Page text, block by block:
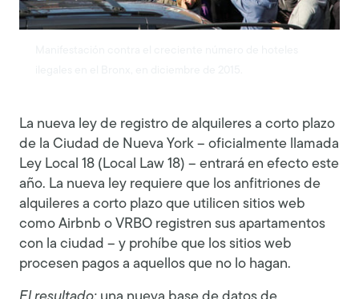
La nueva ley de registro de alquileres a corto plazo
de la Ciudad de Nueva York – oficialmente llamada
Ley Local 18 (Local Law 18) – entrará en efecto este
año. La nueva ley requiere que los anfitriones de
alquileres a corto plazo que utilicen sitios web
como Airbnb o VRBO registren sus apartamentos
con la ciudad – y prohíbe que los sitios web
procesen pagos a aquellos que no lo hagan.